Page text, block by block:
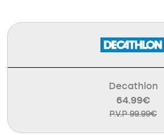
Decathlon
64.99€
P.V.P 99.99€